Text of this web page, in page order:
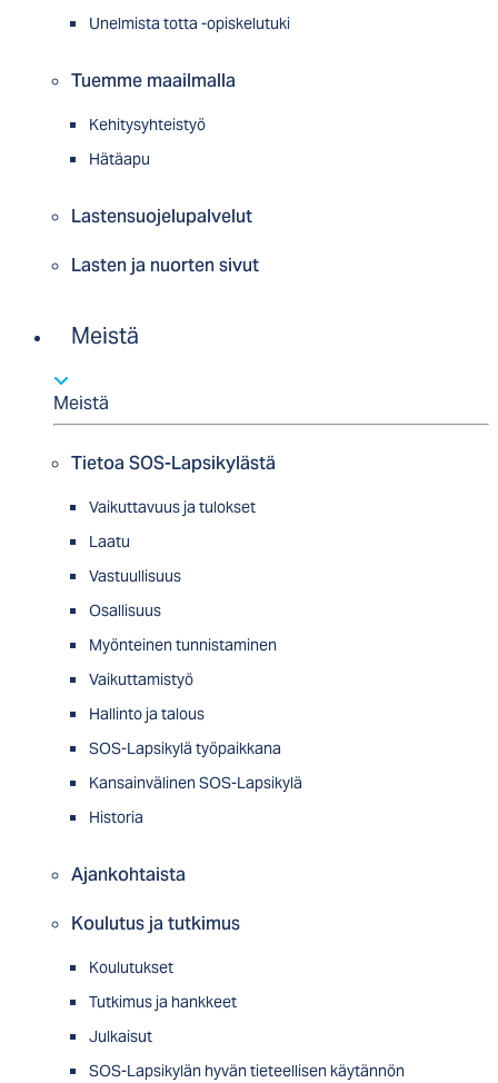
Unelmista totta -opiskelutuki
Tuemme maailmalla
Kehitysyhteistyö
Hätäapu
Lastensuojelupalvelut
Lasten ja nuorten sivut
Meistä
Meistä
Tietoa SOS-Lapsikylästä
Vaikuttavuus ja tulokset
Laatu
Vastuullisuus
Osallisuus
Myön­tei­nen tun­nis­ta­minen
Vaikuttamistyö
Hallinto ja talous
SOS-Lapsikylä työpaikkana
Kansainvälinen SOS-Lapsikylä
Historia
Ajankohtaista
Koulutus ja tutkimus
Koulutukset
Tutkimus ja hankkeet
Julkaisut
SOS-Lapsikylän hyvän tieteellisen käytännön